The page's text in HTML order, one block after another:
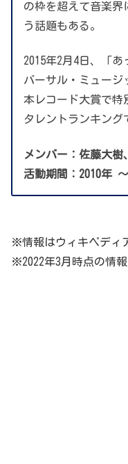
の枠を超えて音楽界
う話題もある。
2015年2月4日、「
バーサル・ミュージ
本レコード大賞で特
タレントランキング
メンバー：佐藤大樹
活動期間：2010年 〜
※情報はウィキペディ
※2022年3月時点の情報